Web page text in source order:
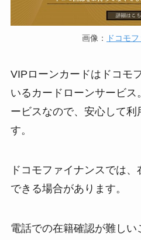
画像： ドコモ
VIPローンカードはドコモ
いるカードローンサービ
ービスなので、安心して利
す。
ドコモファイナンスでは
できる場合があります。
電話での在籍確認が難しい